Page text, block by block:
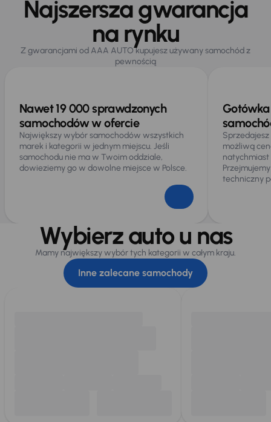
Najszersza gwarancja
na rynku
Z gwarancjami od AAA AUTO kupujesz używany samochód z
pewnością
Nawet 19 000 sprawdzonych
samochodów w ofercie
Największy wybór samochodów wszystkich
marek i kategorii w jednym miejscu. Jeśli
samochodu nie ma w Twoim oddziale,
dowieziemy go w dowolne miejsce w Polsce.
możliwą
techniczny
Wybierz auto u nas
Mamy największy wybór tych kategorii w całym kraju.
Inne zalecane samochody